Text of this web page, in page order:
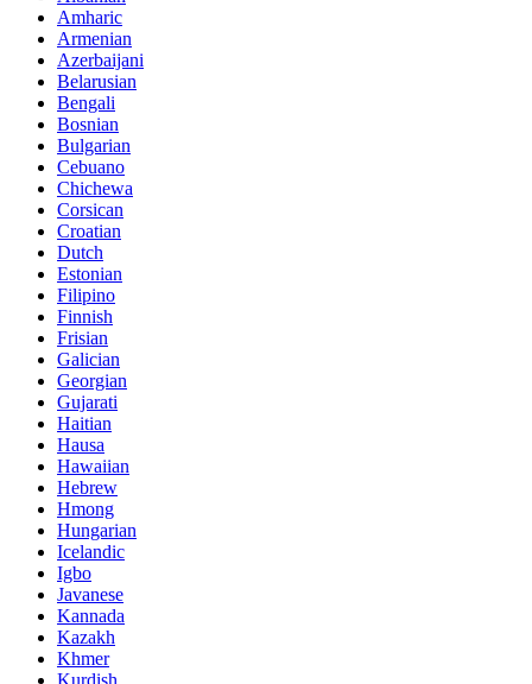
Amharic
Armenian
Azerbaijani
Belarusian
Bengali
Bosnian
Bulgarian
Cebuano
Chichewa
Corsican
Croatian
Dutch
Estonian
Filipino
Finnish
Frisian
Galician
Georgian
Gujarati
Haitian
Hausa
Hawaiian
Hebrew
Hmong
Hungarian
Icelandic
Igbo
Javanese
Kannada
Kazakh
Khmer